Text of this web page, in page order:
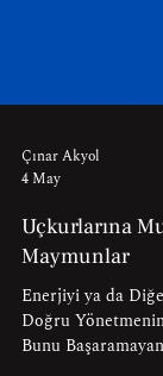
4 May
Uçkurlarına
Maymunlar
Enerjiyi ya da